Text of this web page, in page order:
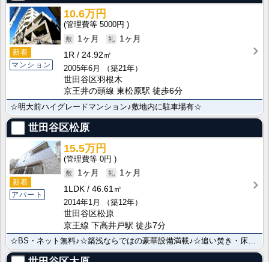
新着
マンション
10.6万円
5000円
1ヶ月
1ヶ月
1R
24.92㎡
2005年6月
（築21年）
世田谷区羽根木
京王井の頭線 東松原駅 徒歩6分
☆明大前ハイグレードマンション♪敷地内に駐車場有☆
世田谷区松原
新着
アパート
15.5万円
0円
1ヶ月
1ヶ月
1LDK
46.61㎡
2014年1月
（築12年）
世田谷区松原
京王線 下高井戸駅 徒歩7分
☆BS・ネット無料♪☆築浅ならではの豪華設備満載♪☆追い焚き・床暖房・宅配BOX☆